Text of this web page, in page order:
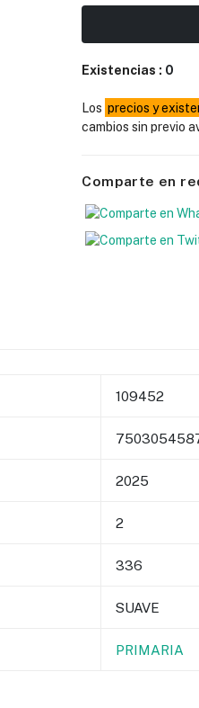
Existencias : 0
Los precios y
cambios sin previo
Comparte en
109452
2025
2
336
SUAVE
PRIMARIA